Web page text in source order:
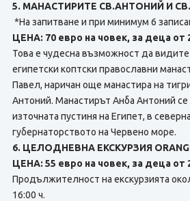
5. МАНАСТИРИТЕ СВ.АНТОНИЙ И
*На запитване и при минимум 6
ЦЕНА: 70 евро на човек, за деца от
Това е чудесна възможност да
египетски коптски православни
Павел, наричан още манастира на
Антоний. Манастирът Анба Антоний се
източната пустиня на Египет, в
губернаторството на Червено море.
6. ЦЕЛОДНЕВНА ЕКСКУРЗИЯ
ЦЕНА: 55 евро на човек, за деца от
Продължителност на екскурзията
16:00 ч.